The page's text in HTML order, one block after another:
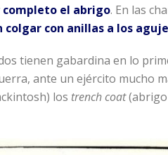
completo el abrigo. En las
colgar con anillas a los
tienen gabardina en lo
ante un ejército mucho
los trench coat(abrigo